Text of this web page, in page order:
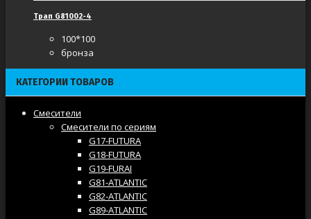
Трап G81002-4
100*100
бронза
КАТЕГОРИИ ТОВАРОВ
Смесители
Смесители по сериям
G17-FUTURA
G18-FUTURA
G19-FURAI
G81-ATLANTIC
G82-ATLANTIC
G89-ATLANTIC